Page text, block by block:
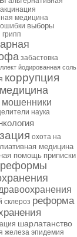
медицина
выборы
грипп
забастовка
йодированная соль
коррупция
медицина
мошенники
наука
охота на
медицина
помощь приписки
склероз реформа
шарлатанство
железа эпидемия